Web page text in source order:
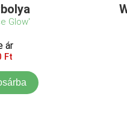
Glow'
ár
Ft